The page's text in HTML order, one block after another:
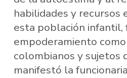
habilidades y recursos
esta población infantil,
empoderamiento
colombianos y sujetos
manifestó la